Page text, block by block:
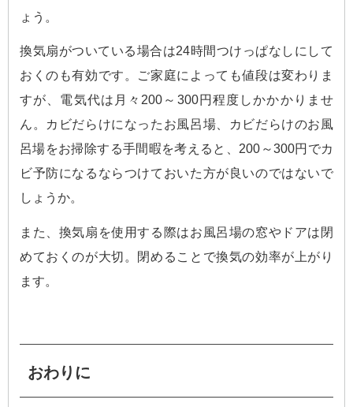
ょう。
換気扇がついている場合は24時間つけっぱなしにして
おくのも有効です。ご家庭によっても値段は変わりま
すが、電気代は月々200～300円程度しかかかりませ
ん。カビだらけになったお風呂場、カビだらけのお風
呂場をお掃除する手間暇を考えると、200～300円でカ
ビ予防になるならつけておいた方が良いのではないで
しょうか。
また、換気扇を使用する際はお風呂場の窓やドアは閉
めておくのが大切。閉めることで換気の効率が上がり
ます。
おわりに